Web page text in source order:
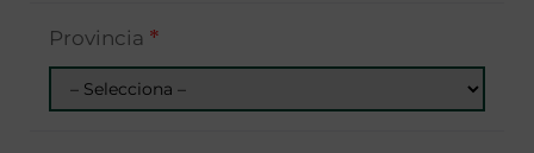
Provincia *